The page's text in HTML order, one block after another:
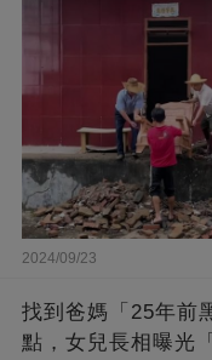
2024/09/23
找到爸媽「25年前
點，女兒長相曝光